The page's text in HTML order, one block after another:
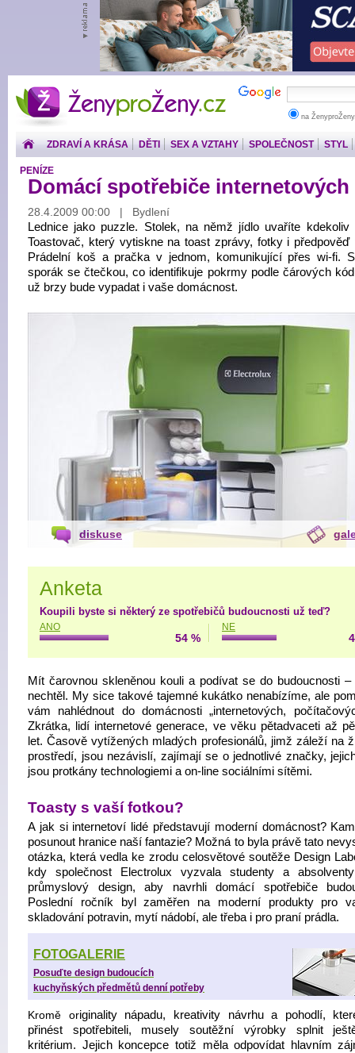
ŽenyproŽeny.cz
na
ZDRAVÍ A KRÁSA DĚTI SEX A VZTAHY SPOLEČNOST STYL
PENÍZE
Domácí spotřebiče
28.4.2009 00:00 | Bydlení
Lednice jako puzzle. Stolek, na němž jídlo uvaříte kdekoliv
Toastovač, který vytiskne na toast zprávy, fotky i předpověď
Prádelní koš a pračka v jednom, komunikující přes wi-fi.
sporák se čtečkou, co identifikuje pokrmy podle čárových
už brzy bude vypadat i vaše domácnost.
diskuse
Anketa
Koupili byste si některý ze spotřebičů budoucnosti už teď?
ANO
54 %
NE
Mít čarovnou skleněnou kouli a podívat se do budoucnosti
nechtěl. My sice takové tajemné kukátko nenabízíme, ale
vám nahlédnout do domácnosti „internetových,
Zkrátka, lidí internetové generace, ve věku pětadvaceti až
let. Časově vytížených mladých profesionálů, jimž záleží na
prostředí, jsou nezávislí, zajímají se o jednotlivé značky,
jsou protkány technologiemi a on-line sociálními sítěmi.
Toasty s vaší fotkou?
A jak si internetoví lidé představují moderní domácnost?
posunout hranice naší fantazie? Možná to byla právě tato
otázka, která vedla ke zrodu celosvětové soutěže Design
kdy společnost Electrolux vyzvala studenty a
průmyslový design, aby navrhli domácí spotřebiče
Poslední ročník byl zaměřen na moderní produkty pro
skladování potravin, mytí nádobí, ale třeba i pro praní prádla.
FOTOGALERIE
Posuďte design budoucích
kuchyňských předmětů denní potřeby
Kromě originality nápadu, kreativity návrhu a pohodlí,
přinést spotřebiteli, musely soutěžní výrobky splnit
kritérium. Jejich koncepce totiž měla odpovídat hlavním